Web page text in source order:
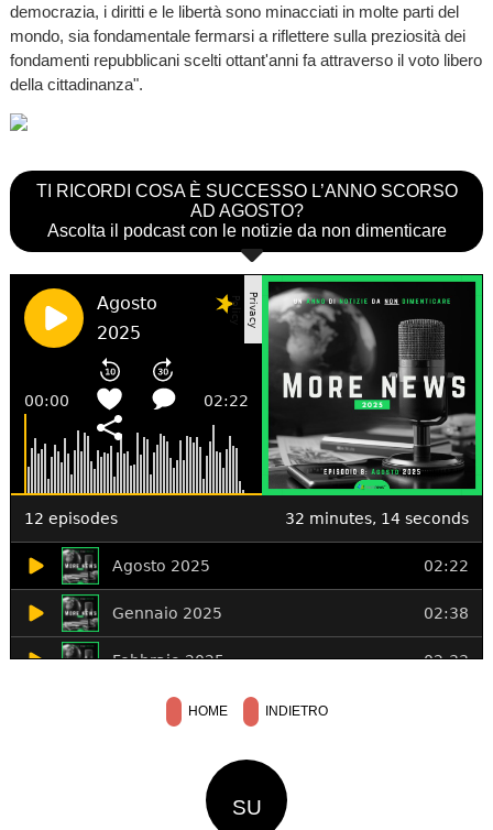
democrazia, i diritti e le libertà sono minacciati in molte parti del
mondo, sia fondamentale fermarsi a riflettere sulla preziosità dei
fondamenti repubblicani scelti ottant'anni fa attraverso il voto libero
della cittadinanza".
TI RICORDI COSA È SUCCESSO L’ANNO SCORSO
AD AGOSTO?
Ascolta il podcast con le notizie da non dimenticare
HOME INDIETRO
SU